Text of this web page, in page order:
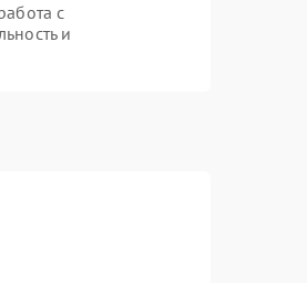
с
и